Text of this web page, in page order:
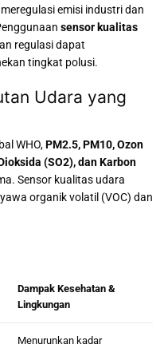
emisi industri dan
sensor kualitas
regulasi dapat
tingkat polusi.
Udara yang
WHO,PM2.5, PM10, Ozon
(SO2), dan Karbon
Sensor kualitas udara
organik volatil (VOC) dan
Dampak Kesehatan &
Lingkungan
Menurunkan kadar